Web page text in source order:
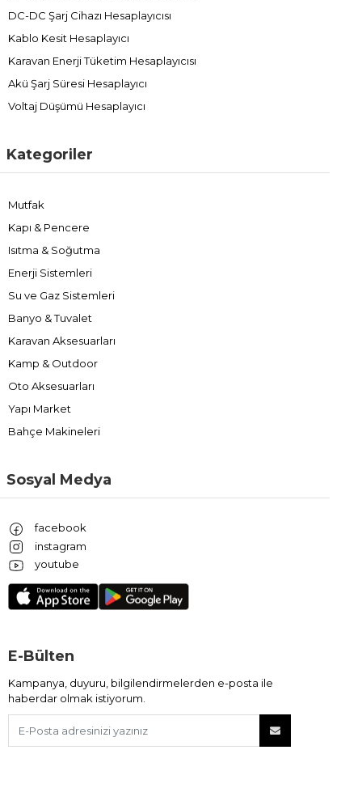
DC-DC Şarj Cihazı Hesaplayıcısı
Kablo Kesit Hesaplayıcı
Karavan Enerji Tüketim Hesaplayıcısı
Akü Şarj Süresi Hesaplayıcı
Voltaj Düşümü Hesaplayıcı
Kategoriler
Mutfak
Kapı & Pencere
Isıtma & Soğutma
Enerji Sistemleri
Su ve Gaz Sistemleri
Banyo & Tuvalet
Karavan Aksesuarları
Kamp & Outdoor
Oto Aksesuarları
Yapı Market
Bahçe Makineleri
Sosyal Medya
facebook
instagram
youtube
E-Bülten
Kampanya, duyuru, bilgilendirmelerden e-posta ile
haberdar olmak istiyorum.